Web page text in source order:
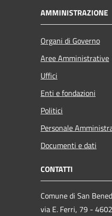
AMMINISTRAZIONE
Organi di Governo
Aree Amministrative
Uffici
Enti e fondazioni
Politici
Personale
Documenti e dati
CONTATTI
Comune di San
via E. Ferri, 79 -